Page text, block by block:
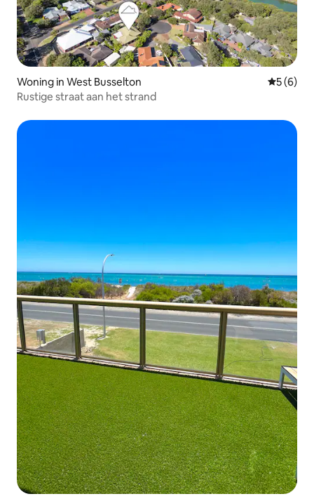
Woning in West Busselton
5 (6)
Rustige straat aan het strand